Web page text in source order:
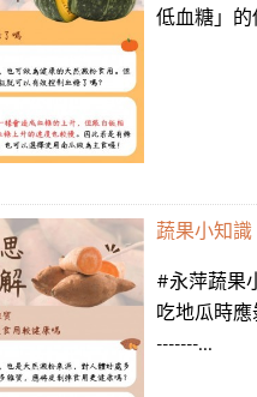
低血糖」
蔬果小知
#永萍蔬果
吃地瓜時
-------...